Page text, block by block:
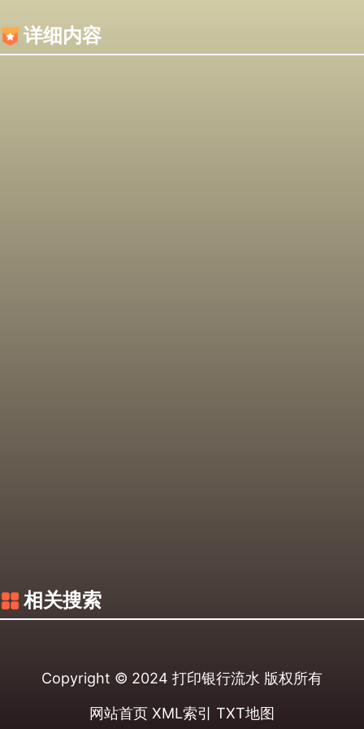
详细内容
相关搜索
Copyright © 2024 打印银行流水 版权所有
网站首页 XML索引 TXT地图